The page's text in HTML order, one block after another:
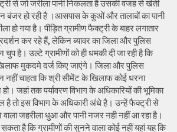
से जो जरीला पानी निकलता है उसकी वजह से खेती
बंजर हो रही है ।आसपास के कुओं और तालाबों का पानी
हो गया है। पीड़ित ग्रामीण फैक्ट्री के बाहर लगातार
कर रहे हैं, लेकिन ब्यावर का जिला और पुलिस
चुप है। उल्टे ग्रामीणों को ही धमकी दी जा रही है कि
मुकदमे दर्ज किए जाएंगे। जिला और पुलिस
नहीं चाहता कि श्री सीमेंट के खिलाफ कोई धरना
हो। जहां तक पर्यावरण विभाग के अधिकारियों की भूमिका
है तो इस विभाग के अधिकारी अंधे है। उन्हें फैक्ट्री से
जहरीला धुआ और पानी नजर नही नहीं आ रहा है।
है कि ग्रामीणों की सुनने वाला कोई नहीं यहां यह कि